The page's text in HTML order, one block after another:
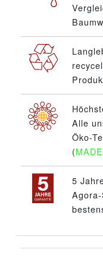
Alle
Öko-
(
5